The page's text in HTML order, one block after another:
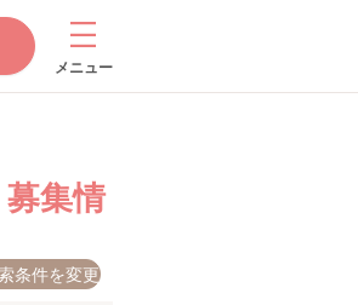
メニュー
集情
条件を変更